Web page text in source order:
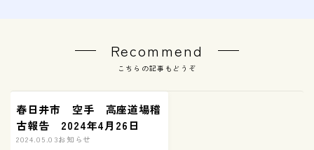
Recommend
こちらの記事もどうぞ
春日井市 空手 高座道場稽
古報告 2024年4月26日
2024.05.03お知らせ